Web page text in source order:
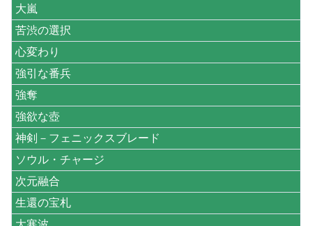
大嵐
苦渋の選択
心変わり
強引な番兵
強奪
強欲な壺
神剣－フェニックスブレード
ソウル・チャージ
次元融合
生還の宝札